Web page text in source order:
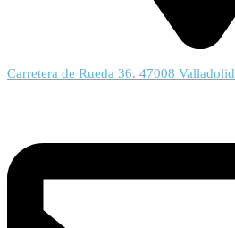
Carretera de Rueda 36. 47008 Valladolid